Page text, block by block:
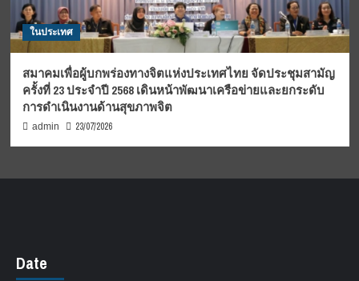
ในประเทศ
สมาคมเพื่อผู้บกพร่องทางจิตแห่งประเทศไทย จัดประชุมสามัญ
ครั้งที่ 23 ประจำปี 2568 เดินหน้าพัฒนาเครือข่ายและยกระดับ
การดำเนินงานด้านสุขภาพจิต
admin 23/07/2026
Date